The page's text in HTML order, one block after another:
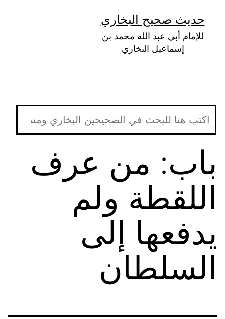
المحتوى
حديث صحيح البخاري
للإمام أبي عبد الله محمد بن
إسماعيل البخاري
باب: من عرف
اللقطة ولم
يدفعها إلى
السلطان